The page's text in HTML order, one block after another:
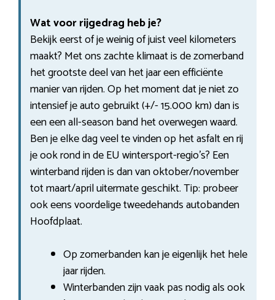
Wat voor rijgedrag heb je?
Bekijk eerst of je weinig of juist veel kilometers
maakt? Met ons zachte klimaat is de zomerband
het grootste deel van het jaar een efficiënte
manier van rijden. Op het moment dat je niet zo
intensief je auto gebruikt (+/- 15.000 km) dan is
een een all-season band het overwegen waard.
Ben je elke dag veel te vinden op het asfalt en rij
je ook rond in de EU wintersport-regio’s? Een
winterband rijden is dan van oktober/november
tot maart/april uitermate geschikt. Tip: probeer
ook eens voordelige tweedehands autobanden
Hoofdplaat.
Op zomerbanden kan je eigenlijk het hele
jaar rijden.
Winterbanden zijn vaak pas nodig als ook